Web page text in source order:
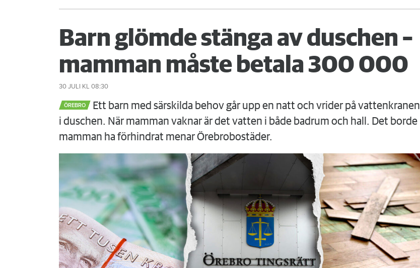
Barn glömde stänga av duschen –
mamman måste betala 300 000
30 JULI KL 08:30
ÖREBRO
Ett barn med särskilda behov går upp en natt och vrider på vattenkranen
i duschen. När mamman vaknar är det vatten i både badrum och hall. Det borde
mamman ha förhindrat menar Örebrobostäder.